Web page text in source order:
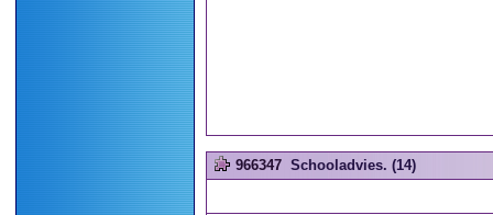
966347 Schooladvies. (14)